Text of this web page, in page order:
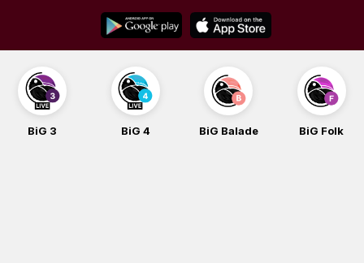
content
BiG 4 BiG Balade BiG Folk BiG iG